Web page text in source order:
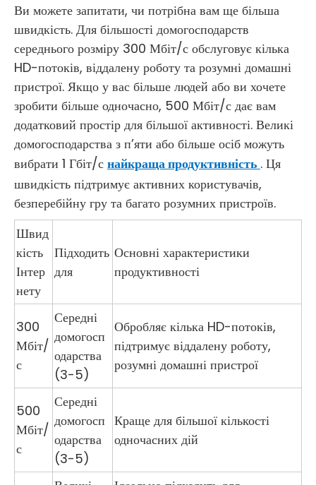
Ви можете запитати, чи потрібна вам ще більша
швидкість. Для більшості домогосподарств
середнього розміру 300 Мбіт/с обслуговує кілька
HD-потоків, віддалену роботу та розумні домашні
пристрої. Якщо у вас більше людей або ви хочете
зробити більше одночасно, 500 Мбіт/с дає вам
додатковий простір для більшої активності. Великі
домогосподарства з п’яти або більше осіб можуть
вибрати 1 Гбіт/с найкраща продуктивність . Ця
швидкість підтримує активних користувачів,
безперебійну гру та багато розумних пристроїв.
Швид
кість
Інтер
нету
Підходить
для
Основні характеристики
продуктивності
300
Мбіт/
с
Середні
домогосп
одарства
(3-5)
Обробляє кілька HD-потоків,
підтримує віддалену роботу,
розумні домашні пристрої
500
Мбіт/
с
Середні
домогосп
одарства
(3-5)
Краще для більшої кількості
одночасних дій